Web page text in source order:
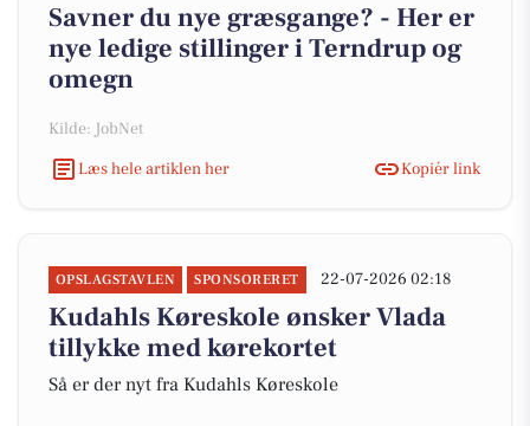
Savner du nye græsgange? - Her er
nye ledige stillinger i Terndrup og
omegn
Kilde: JobNet
Læs hele artiklen her
Kopiér link
OPSLAGSTAVLEN SPONSORERET 22-07-2026 02:18
Kudahls Køreskole ønsker Vlada
tillykke med kørekortet
Så er der nyt fra Kudahls Køreskole